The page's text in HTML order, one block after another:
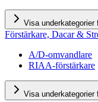
Visa underkategorier
Förstärkare, Dacar &
A/D-omvandlare
RIAA-förstärkare
Visa underkategorier